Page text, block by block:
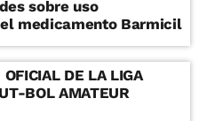
sobre uso
medicamento Barmicil
OFICIAL DE LA LIGA
BOL AMATEUR